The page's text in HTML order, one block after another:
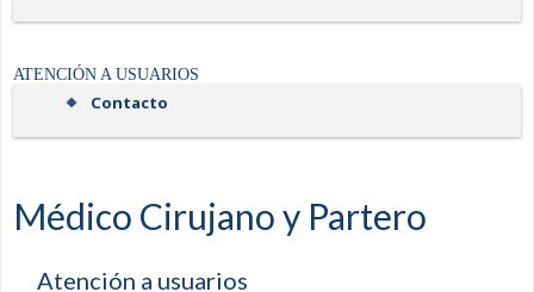
ATENCIÓN A USUARIOS
Contacto
Médico Cirujano y Partero
Atención a usuarios